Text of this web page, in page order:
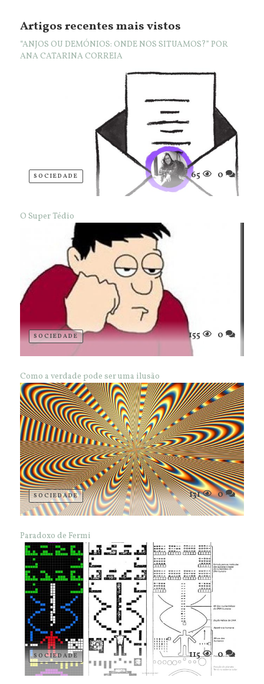
Artigos recentes mais vistos
“ANJOS OU DEMÓNIOS: ONDE NOS SITUAMOS?” POR
ANA CATARINA CORREIA
SOCIEDADE 65 0
O Super Tédio
SOCIEDADE 155 0
Como a verdade pode ser uma ilusão
SOCIEDADE 131 0
Paradoxo de Fermi
SOCIEDADE 115 0